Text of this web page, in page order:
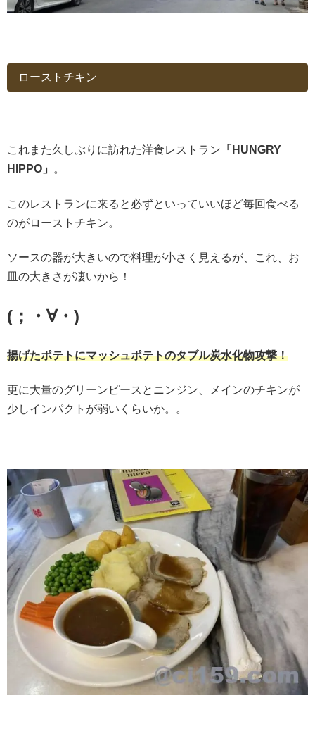
ローストチキン
これまた久しぶりに訪れた洋食レストラン 「HUNGRY
HIPPO」 。
このレストランに来ると必ずといっていいほど毎回食べる
のがローストチキン。
ソースの器が大きいので料理が小さく見えるが、これ、お
皿の大きさが凄いから！
( ；・∀・ )
揚げたポテトにマッシュポテトのタブル炭水化物攻撃！
更に大量のグリーンピースとニンジン、メインのチキンが
少しインパクトが弱いくらいか。。